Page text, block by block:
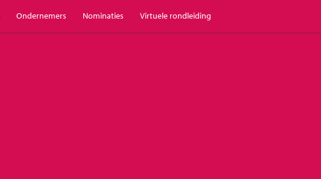
Ondernemers Nominaties Virtuele rondleiding